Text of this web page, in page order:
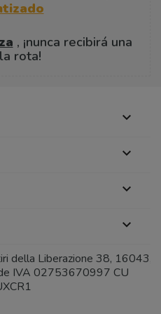
, ¡nunca recibirá una
rota!




della Liberazione 38, 16043,
IVA 02753670997 CU